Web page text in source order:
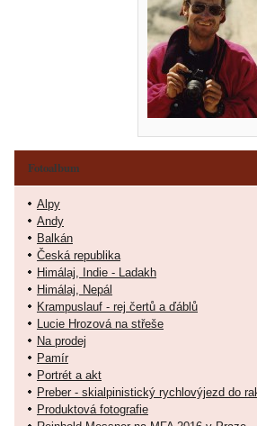
Fotoalbum
Alpy
Andy
Balkán
Česká republika
Himálaj, Indie - Ladakh
Himálaj, Nepál
Krampuslauf - rej čertů a ďáblů
Lucie Hrozová na střeše
Na prodej
Pamír
Portrét a akt
Preber - skialpinistický rychlovýjezd do
Produktová fotografie